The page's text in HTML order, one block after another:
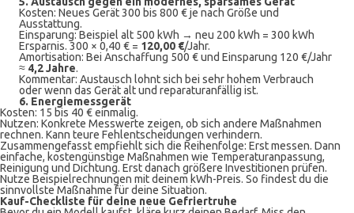
Kosten: Neues Gerät 300 bis 800 € je nach Größe und
Ausstattung.
Einsparung: Beispiel alt 500 kWh → neu 200 kWh = 300 kWh
Ersparnis. 300 × 0,40 € = 120,00 €/Jahr.
Amortisation: Bei Anschaffung 500 € und Einsparung 120 €/Jahr
≈ 4,2 Jahre.
Kommentar: Austausch lohnt sich bei sehr hohem Verbrauch
oder wenn das Gerät alt und reparaturanfällig ist.
6. Energiemessgerät
Kosten: 15 bis 40 € einmalig.
Nutzen: Konkrete Messwerte zeigen, ob sich andere Maßnahmen
rechnen. Kann teure Fehlentscheidungen verhindern.
Zusammengefasst empfiehlt sich die Reihenfolge: Erst messen. Dann
einfache, kostengünstige Maßnahmen wie Temperaturanpassung,
Reinigung und Dichtung. Erst danach größere Investitionen prüfen.
Nutze Beispielrechnungen mit deinem kWh-Preis. So findest du die
sinnvollste Maßnahme für deine Situation.
Kauf-Checkliste für deine neue Gefriertruhe